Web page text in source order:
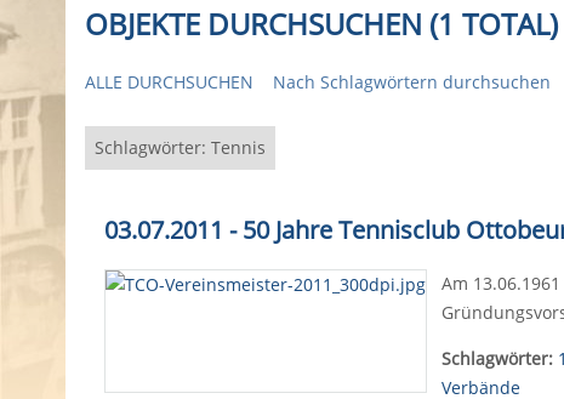
r
H
u
p
e
OBJEKTE DURCHSUCHEN (1 TOTAL)
ALLE DURCHSUCHEN Nach Schlagwörtern durchsuchen
Schlagwörter: Tennis
03.07.2011 - 50 Jahre Tennisclub
Am
Schlagwörter:
Verbände